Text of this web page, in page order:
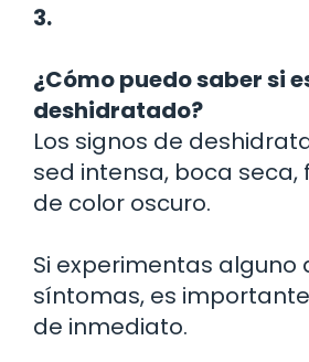
3.
¿Cómo puedo saber si
deshidratado?
Los signos de
sed intensa, boca seca,
de color oscuro.
Si experimentas alguno
síntomas, es
de inmediato.